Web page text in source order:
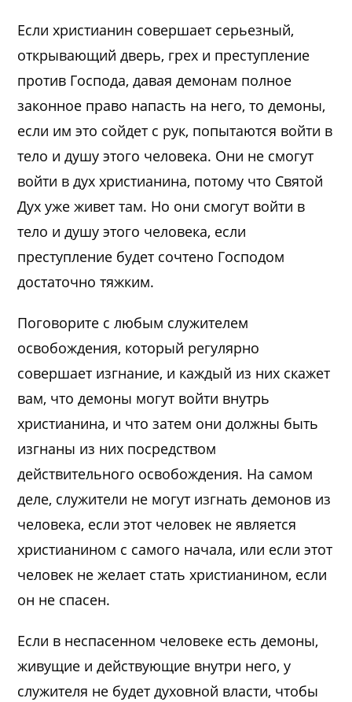
Если христианин совершает серьезный,
открывающий дверь, грех и преступление
против Господа, давая демонам полное
законное право напасть на него, то демоны,
если им это сойдет с рук, попытаются войти в
тело и душу этого человека. Они не смогут
войти в дух христианина, потому что Святой
Дух уже живет там. Но они смогут войти в
тело и душу этого человека, если
преступление будет сочтено Господом
достаточно тяжким.
Поговорите с любым служителем
освобождения, который регулярно
совершает изгнание, и каждый из них скажет
вам, что демоны могут войти внутрь
христианина, и что затем они должны быть
изгнаны из них посредством
действительного освобождения. На самом
деле, служители не могут изгнать демонов из
человека, если этот человек не является
христианином с самого начала, или если этот
человек не желает стать христианином, если
он не спасен.
Если в неспасенном человеке есть демоны,
живущие и действующие внутри него, у
служителя не будет духовной власти, чтобы